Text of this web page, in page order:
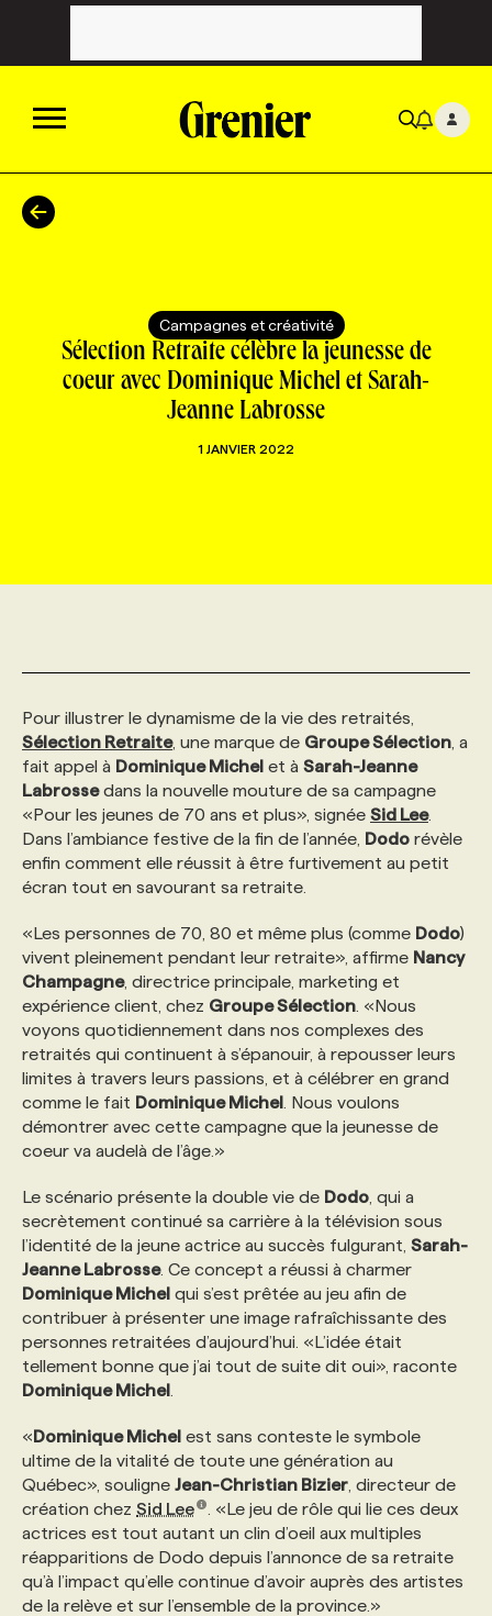
ACTUALITÉS
TOUTES LES CATÉGORIES
CAMPAGNES ET CRÉATIVITÉ
PRIX ET DISTINCTIONS
TENDANCES
CHRONIQUES
TOUTES LES CHRONIQUES
GEO/SEO
ÉVÉNEMENTIEL
NOS AUTEUR‧RICES
FORFAITS ABONNEMENT
VOIR TOUTES LES PARUTIONS
INFOLETTRES
INFOLETTRE EN BREF
FAQ
ANNONCEZ AVEC NOUS
FORMATIONS PERSONNALISÉES
NOS FORMATEUR‧RICES
POURQUOI CHOISIR NOS FORMATIONS
NOS TARIFS
PROGRAMMES DE SUBVENTIONS
FAQ
NOS TARIFS
NOS EXPERTISES
FAQ
ANNONCEZ AVEC NOUS
Campagnes et créativité
Sélection Retraite célèbre la jeunesse de
coeur avec Dominique Michel et Sarah-
Jeanne Labrosse
1 JANVIER 2022
Pour illustrer le dynamisme de la vie des retraités,
Sélection Retraite, une marque de Groupe Sélection , a
fait appel à Dominique Michel et à Sarah-Jeanne
Labrossedans la nouvelle mouture de sa campagne
«Pour les jeunes de 70 ans et plus», signée Sid Lee.
Dans l’ambiance festive de la fin de l’année, Dodo révèle
enfin comment elle réussit à être furtivement au petit
écran tout en savourant sa retraite.
«Les personnes de 70, 80 et même plus (comme Dodo)
vivent pleinement pendant leur retraite», affirme Nancy
Champagne, directrice principale, marketing et
expérience client, chez Groupe Sélection . «Nous
voyons quotidiennement dans nos complexes des
retraités qui continuent à s’épanouir, à repousser leurs
limites à travers leurs passions, et à célébrer en grand
comme le fait Dominique Michel . Nous voulons
démontrer avec cette campagne que la jeunesse de
coeur va audelà de l’âge.»
Le scénario présente la double vie de Dodo , qui a
secrètement continué sa carrière à la télévision sous
l’identité de la jeune actrice au succès fulgurant, Sarah-
Jeanne Labrosse. Ce concept a réussi à charmer
Dominique Michel qui s’est prêtée au jeu afin de
contribuer à présenter une image rafraîchissante des
personnes retraitées d’aujourd’hui. «L’idée était
tellement bonne que j’ai tout de suite dit oui», raconte
Dominique Michel
«Dominique Michel est sans conteste le symbole
ultime de la vitalité de toute une génération au
Québec», souligne Jean-Christian Bizier , directeur de
création chez Sid Lee
. «Le jeu de rôle qui lie ces deux
actrices est tout autant un clin d’oeil aux multiples
réapparitions de Dodo depuis l’annonce de sa retraite
qu’à l’impact qu’elle continue d’avoir auprès des artistes
de la relève et sur l’ensemble de la province.»